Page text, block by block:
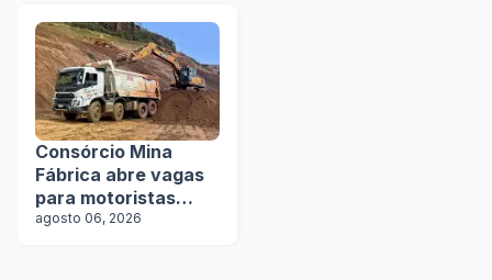
Consórcio Mina
Fábrica abre vagas
para motoristas
categoria D
agosto 06, 2026